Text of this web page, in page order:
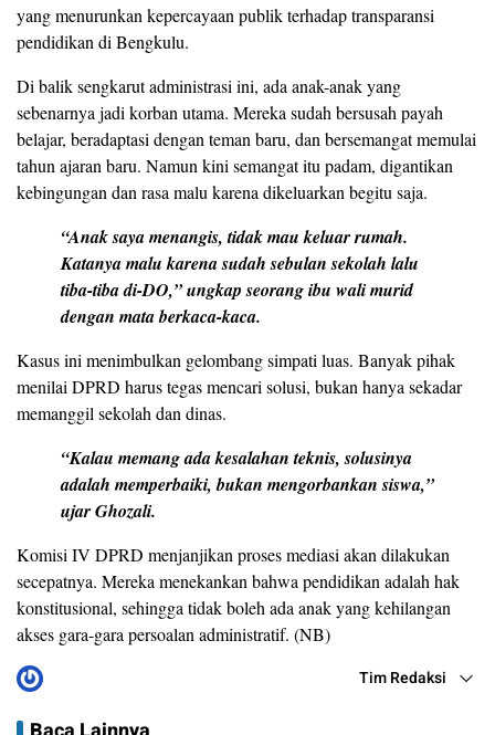
yang menurunkan kepercayaan publik terhadap transparansi
pendidikan di Bengkulu.
Di balik sengkarut administrasi ini, ada anak-anak yang
sebenarnya jadi korban utama. Mereka sudah bersusah payah
belajar, beradaptasi dengan teman baru, dan bersemangat memulai
tahun ajaran baru. Namun kini semangat itu padam, digantikan
kebingungan dan rasa malu karena dikeluarkan begitu saja.
“Anak saya menangis, tidak mau keluar rumah.
Katanya malu karena sudah sebulan sekolah lalu
tiba-tiba di-DO,” ungkap seorang ibu wali murid
dengan mata berkaca-kaca.
Kasus ini menimbulkan gelombang simpati luas. Banyak pihak
menilai DPRD harus tegas mencari solusi, bukan hanya sekadar
memanggil sekolah dan dinas.
“Kalau memang ada kesalahan teknis, solusinya
adalah memperbaiki, bukan mengorbankan siswa,”
ujar Ghozali.
Komisi IV DPRD menjanjikan proses mediasi akan dilakukan
secepatnya. Mereka menekankan bahwa pendidikan adalah hak
konstitusional, sehingga tidak boleh ada anak yang kehilangan
akses gara-gara persoalan administratif. (NB)
Tim Redaksi